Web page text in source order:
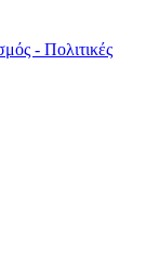
- Πολιτικές